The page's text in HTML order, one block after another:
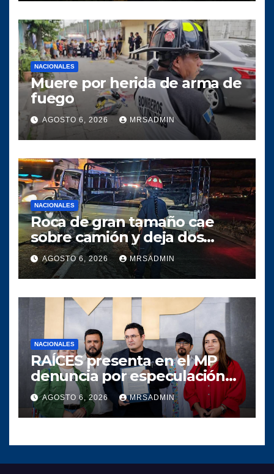
NACIONALES
Muere por herida de arma de
fuego
AGOSTO 6, 2026 MRSADMIN
NACIONALES
Roca de gran tamaño cae
sobre camión y deja dos
heridos en ruta al Atlántico
AGOSTO 6, 2026 MRSADMIN
NACIONALES
RAÍCES presenta en el MP
denuncia por especulación
en los precios de
combustible
AGOSTO 6, 2026 MRSADMIN